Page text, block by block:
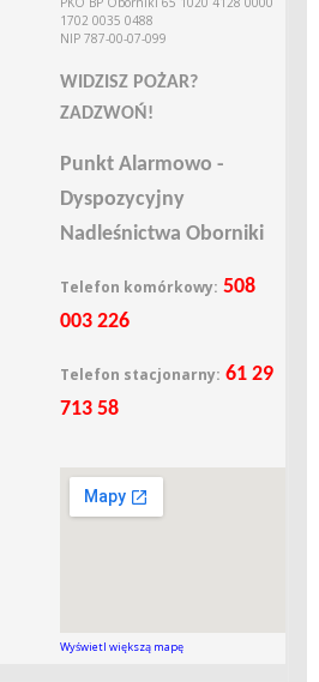
1702 0035 0488
NIP 787-00-07-099
WIDZISZ POŻAR?
ZADZWOŃ!
Punkt Alarmowo -
Dyspozycyjny
Nadleśnictwa Oborniki
Telefon komórkowy: 508
003 226
Telefon stacjonarny: 61 29
713 58
Wyświetl większą mapę